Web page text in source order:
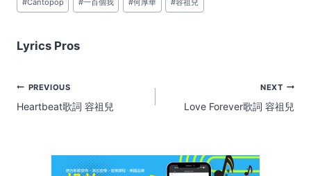
Tags:
#Cantopop #一百個我 #何厚華 #容祖兒
Lyrics Pros
Post
navigation
PREVIOUS
Heartbeat歌詞 容祖兒
NEXT
Love Forever歌詞 容祖兒